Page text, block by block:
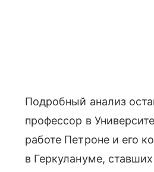
Подробный анализ
профессор в
работе Петроне и его
в Геркулануме,